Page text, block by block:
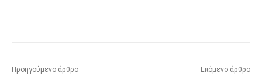
Προηγούμενο άρθρο Επόμενο άρθρο